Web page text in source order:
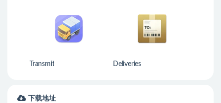
Transmit Deliveries
下载地址